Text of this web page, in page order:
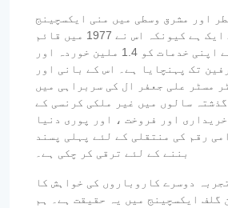
اور مشرق وسطی میں منی ایکسچینج
کمپنیوں میں سے ایک ہے کیونکہ اس نے 1977 میں قائم
ہونے کے بعد سے اپنی خدمات کو 1.4 ملین خوردہ اور
تک پہنچایا ہے۔ اس کے بانی اور
مسٹر علی جعفر ال کی سربراہی میں
سالوں میں غیر ملکی کرنسی کے
اور فروخت ، اور پوری دنیا
رقم کی منتقلی کے لئے پہلی پسند
بننے کے لئے ترقی کر چکی ہے۔
دوسرے کاروباروں کی خواہش کا
گلف ایکسچینج میں یہ حقیقت ہے۔ ہم